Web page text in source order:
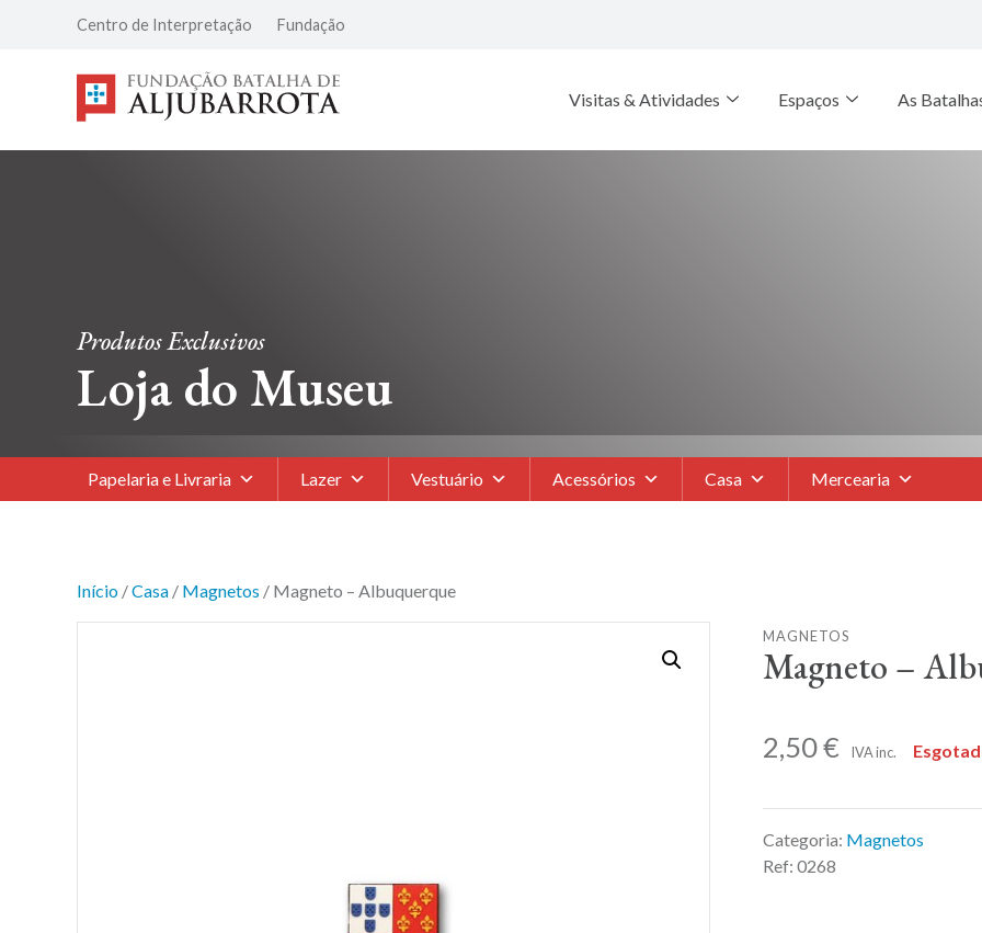
Centro de Interpretação Fundação
Visitas & Atividades Espaços As
Produtos Exclusivos
Loja do Museu
Papelaria e Livraria Lazer Vestuário Acessórios Casa Mercearia
Início /Casa / Magnetos / Magneto – Albuquerque
MAGNETOS
Magneto –
2,50€ IVA inc.
Categoria: Magnetos
Ref:0268